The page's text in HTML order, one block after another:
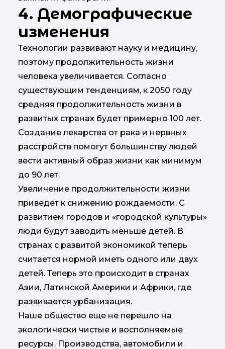
4. Демографические
изменения
Технологии развивают науку и медицину,
поэтому продолжительность жизни
человека увеличивается. Согласно
существующим тенденциям, к 2050 году
средняя продолжительность жизни в
развитых странах будет примерно 100 лет.
Создание лекарства от рака и нервных
расстройств помогут большинству людей
вести активный образ жизни как минимум
до 90 лет.
Увеличение продолжительности жизни
приведет к снижению рождаемости. С
развитием городов и «городской культуры»
люди будут заводить меньше детей. В
странах с развитой экономикой теперь
считается нормой иметь одного или двух
детей. Теперь это происходит в странах
Азии, Латинской Америки и Африки, где
развивается урбанизация.
Наше общество еще не перешло на
экологически чистые и восполняемые
ресурсы. Производства, автомобили и